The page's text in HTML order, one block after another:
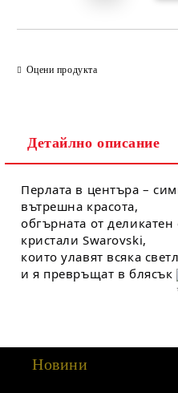
Оцени продукта
Детайлно описание
Перлата в центъра –
вътрешна красота,
обгърната от
кристали Swarovski,
които улавят всяка
и я превръщат в блясък
Новини